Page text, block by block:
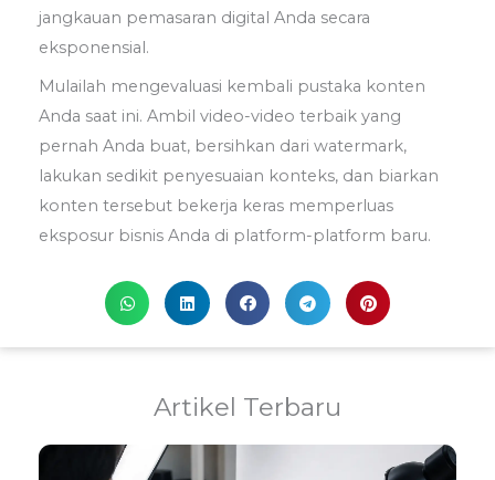
jangkauan pemasaran digital Anda secara
eksponensial.
Mulailah mengevaluasi kembali pustaka konten
Anda saat ini. Ambil video-video terbaik yang
pernah Anda buat, bersihkan dari watermark,
lakukan sedikit penyesuaian konteks, dan biarkan
konten tersebut bekerja keras memperluas
eksposur bisnis Anda di platform-platform baru.
Artikel Terbaru